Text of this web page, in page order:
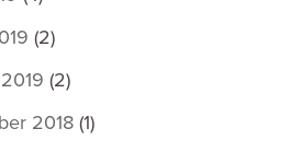
(2)
(2)
2018 (1)